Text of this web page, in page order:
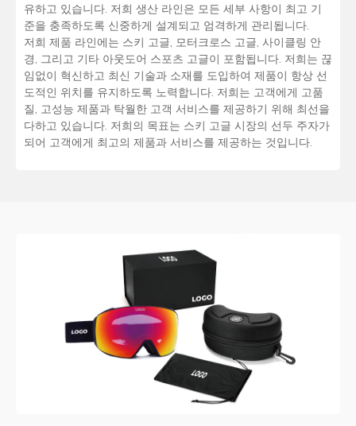
유하고 있습니다. 저희 생산 라인은 모든 세부 사항이 최고 기
준을 충족하도록 신중하게 설계되고 엄격하게 관리됩니다.
저희 제품 라인에는 스키 고글, 모터크로스 고글, 사이클링 안
경, 그리고 기타 아웃도어 스포츠 고글이 포함됩니다. 저희는 끊
임없이 혁신하고 최신 기술과 소재를 도입하여 제품이 항상 선
도적인 위치를 유지하도록 노력합니다. 저희는 고객에게 고품
질, 고성능 제품과 탁월한 고객 서비스를 제공하기 위해 최선을
다하고 있습니다. 저희의 목표는 스키 고글 시장의 선두 주자가
되어 고객에게 최고의 제품과 서비스를 제공하는 것입니다.